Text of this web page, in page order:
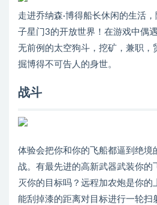
走进乔纳森·博得船长休闲的生活
子星门3的开放世界！在游戏中偶
无前例的太空狗斗，挖矿，兼职，
掘博得不可告人的身世。
战斗
体验会把你和你的飞船都逼到绝境
战。有最先进的高新武器武装你的
灭你的目标吗？远程加农炮是你的
能刮掉漆的距离对目标进行一轮扫